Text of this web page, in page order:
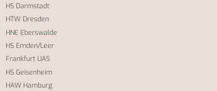
HS Darmstadt
HTW Dresden
HNE Eberswalde
HS Emden/Leer
Frankfurt UAS
HS Geisenheim
HAW Hamburg